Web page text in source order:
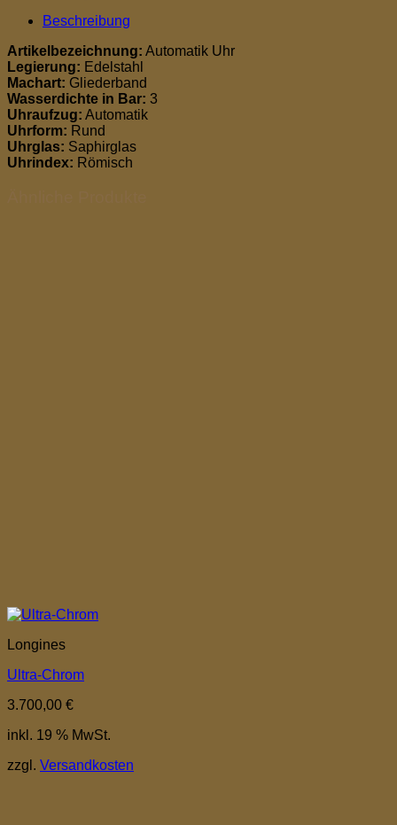
Beschreibung
Artikelbezeichnung: Automatik Uhr
Legierung: Edelstahl
Machart: Gliederband
Wasserdichte in Bar: 3
Uhraufzug: Automatik
Uhrform: Rund
Uhrglas: Saphirglas
Uhrindex: Römisch
Longines
Ultra-Chrom
3.700,00 €
inkl. 19 % MwSt.
zzgl. Versandkosten